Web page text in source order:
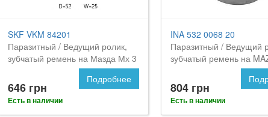
SKF VKM 84201
Паразитный / Ведущий ролик,
зубчатый ремень на Мазда Мх 3
646 грн
Есть в наличии
Подробнее
INA 532 0068 20
Паразитный / Ведущий
зубчатый ремень на
804 грн
Есть в наличии